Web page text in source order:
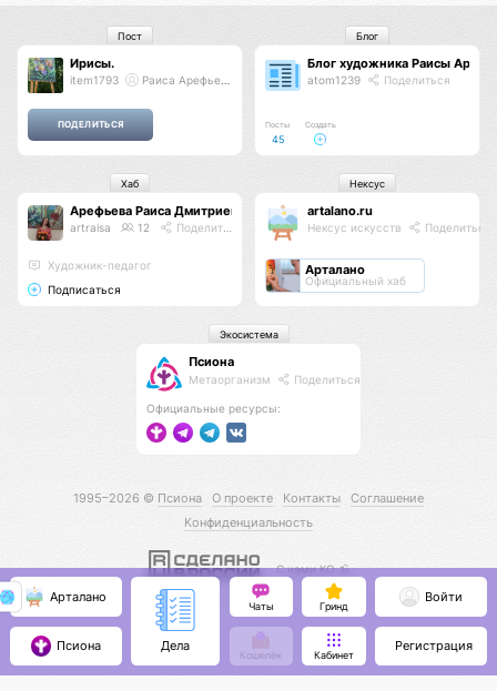
Ирисы.
item1793 Раиса Арефьева
Пост
Блог художника Раисы
atom1239 Поделиться
Посты
45
Создать
Блог
Арефьева Раиса Дмитриевна
artraisa 12 Поделиться
Художник-педагог
Подписаться
Хаб
artalano.ru
Нексус искусств Поделиться
Арталано
Официальный хаб
Нексус
Псиона
Метаорганизм Поделиться
Официальные ресурсы:
Экосистема
1995–2026 © Псиона О проекте Контакты
Соглашение
Конфиденциальность
С нами КО 🕉️
Арталано
Псиона Дела
Чаты Гринд
Кошелёк Кабинет
Войти
Регистрация